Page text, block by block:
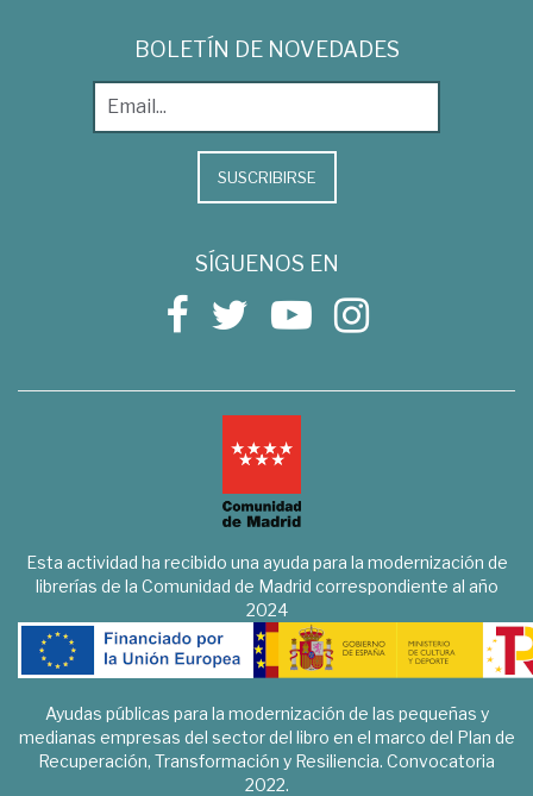
BOLETÍN DE NOVEDADES
SUSCRIBIRSE
SÍGUENOS EN
Esta actividad ha recibido una ayuda para la modernización de
librerías de la Comunidad de Madrid correspondiente al año
2024
Ayudas públicas para la modernización de las pequeñas y
medianas empresas del sector del libro en el marco del Plan de
Recuperación, Transformación y Resiliencia. Convocatoria
2022.